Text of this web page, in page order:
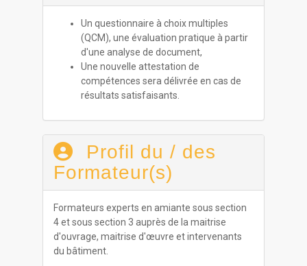
Un questionnaire à choix multiples
(QCM), une évaluation pratique à partir
d'une analyse de document,
Une nouvelle attestation de
compétences sera délivrée en cas de
résultats satisfaisants.
Profil du / des
Formateur(s)
Formateurs experts en amiante sous section
4 et sous section 3 auprès de la maitrise
d'ouvrage, maitrise d'œuvre et intervenants
du bâtiment.